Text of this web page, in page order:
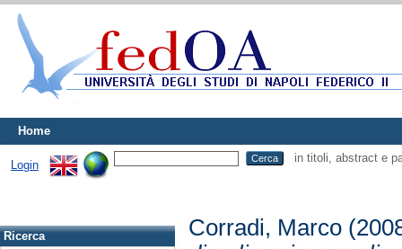
Home
Login
in titoli, abstract e
Ricerca
Corradi, Marco